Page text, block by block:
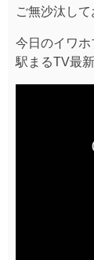
ご無沙汰して
今日のイワホ
駅まるTV最